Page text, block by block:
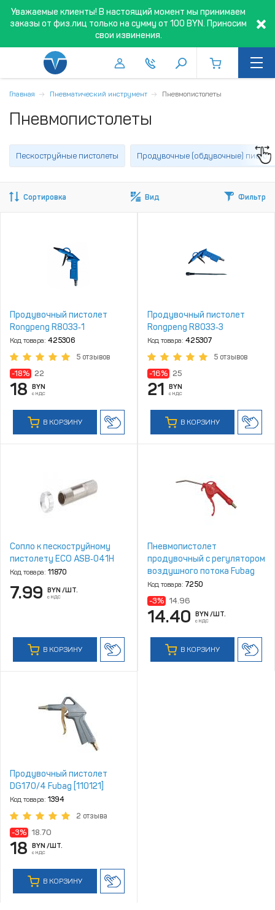
Уважаемые клиенты! В настоящий момент мы принимаем
заказы от физ.лиц только на сумму от 100 BYN. Приносим
свои извинения.
Главная Пневматический инструмент Пневмопистолеты
Пневмопистолеты
Пескоструйные пистолеты Продувочные (обдувочные)
Сортировка Вид Фильтр
Продувочный пистолет
Rongpeng R8033‑1
Код товара: 425306
5 отзывов
-18% 22
18 BYN
с НДС
В КОРЗИНУ
Продувочный пистолет
Rongpeng R8033‑3
Код товара: 425307
5 отзывов
-16% 25
21 BYN
с НДС
В КОРЗИНУ
Сопло к пескоструйному
пистолету ECO ASB‑041H
Код товара: 11870
7.99 BYN /ШТ.
с НДС
В КОРЗИНУ
Пневмопистолет
продувочный с регулятором
воздушного потока Fubag
[110110]
Код товара: 7250
-3% 14.96
14.40 BYN /ШТ.
с НДС
В КОРЗИНУ
Продувочный пистолет
DG170/4 Fubag [110121]
Код товара: 1394
2 отзыва
-3% 18.70
18 BYN /ШТ.
с НДС
В КОРЗИНУ